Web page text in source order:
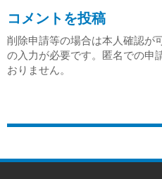
コメントを投稿
削除申請等の場合は本人確認が
の入力が必要です。匿名での申
おりません。